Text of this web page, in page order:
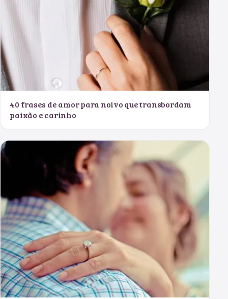
40 frases de amor para noivo que transbordam
paixão e carinho